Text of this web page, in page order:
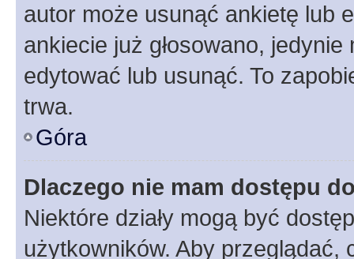
autor może usunąć ankietę lub
ankiecie już głosowano,
edytować lub usunąć. To
trwa.
Góra
Dlaczego nie mam dostępu
Niektóre działy mogą być
użytkowników. Aby